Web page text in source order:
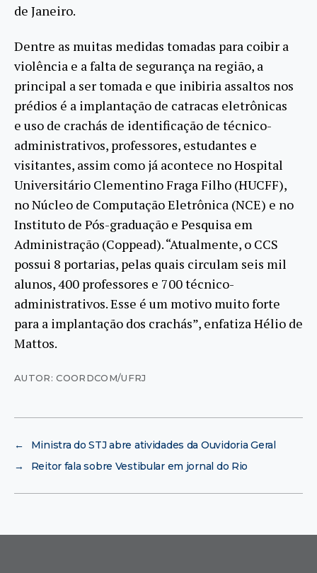
de Janeiro.
Dentre as muitas medidas tomadas para coibir a
violência e a falta de segurança na região, a
principal a ser tomada e que inibiria assaltos nos
prédios é a implantação de catracas eletrônicas
e uso de crachás de identificação de técnico-
administrativos, professores, estudantes e
visitantes, assim como já acontece no Hospital
Universitário Clementino Fraga Filho (HUCFF),
no Núcleo de Computação Eletrônica (NCE) e no
Instituto de Pós-graduação e Pesquisa em
Administração (Coppead). “Atualmente, o CCS
possui 8 portarias, pelas quais circulam seis mil
alunos, 400 professores e 700 técnico-
administrativos. Esse é um motivo muito forte
para a implantação dos crachás”, enfatiza Hélio de
Mattos.
AUTOR: COORDCOM/UFRJ
←
Ministra do STJ abre atividades da Ouvidoria Geral
→
Reitor fala sobre Vestibular em jornal do Rio